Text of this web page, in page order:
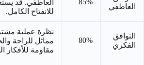
العاطفي
85%
العاطفي. قد
للانفتاح الكامل.
التوافق
الفكري
80%
نظرة عملية
مماثل للراحة
مقاومة للأفكار